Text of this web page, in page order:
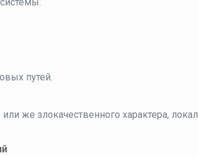
путей.
же злокачественного характера,